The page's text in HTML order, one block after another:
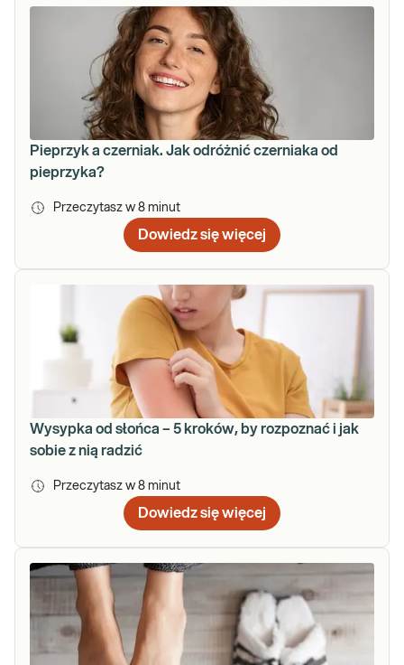
Pieprzyk a czerniak. Jak odróżnić czerniaka od
pieprzyka?
Przeczytasz w 8 minut
Dowiedz się więcej
Wysypka od słońca – 5 kroków, by rozpoznać i jak
sobie z nią radzić
Przeczytasz w 8 minut
Dowiedz się więcej